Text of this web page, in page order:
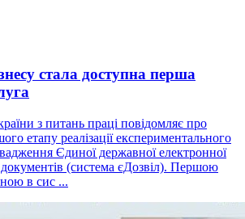
стала доступна перша
з питань праці повідомляє про
етапу реалізації експериментального
Єдиної державної електронної
(система єДозвіл). Першою
в сис ...